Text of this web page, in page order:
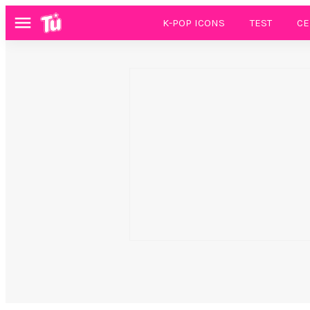
Menú K-POP ICONS TEST